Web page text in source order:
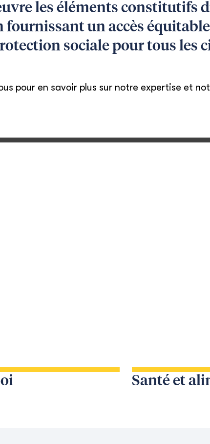
les éléments constitutifs
un accès équitable
sociale pour tous les
pour en savoir plus sur notre expertise et
Santé et